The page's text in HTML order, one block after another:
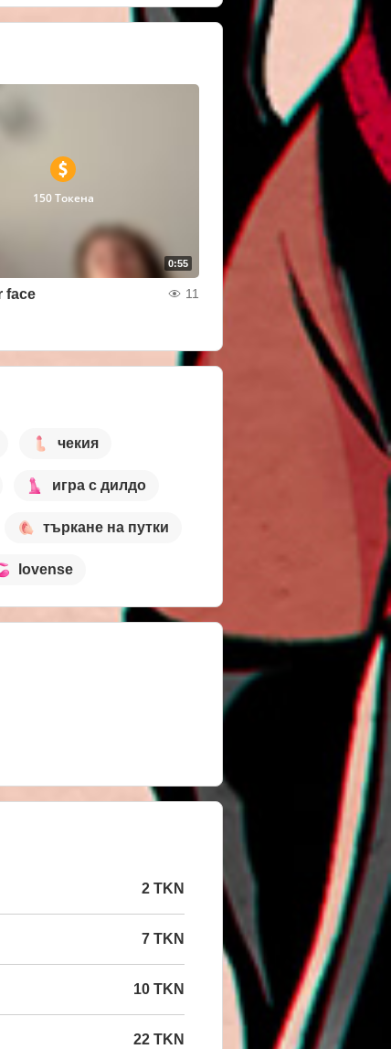
0:55
150 Токена
face 11
чекия
игра с дилдо
търкане на путки
lovense
2 TKN
7 TKN
10 TKN
22 TKN